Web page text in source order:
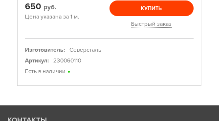
650 руб.
Цена указана за 1 м.
КУПИТЬ
Быстрый заказ
Изготовитель:
Северсталь
Артикул:
230060110
Есть в наличии